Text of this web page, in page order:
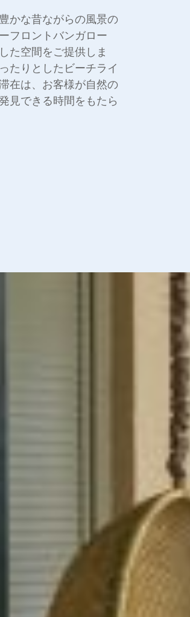
かな昔ながらの風景の
フロントバンガロー
た空間をご提供しま
たりとしたビーチライ
在は、お客様が自然の
見できる時間をもたら